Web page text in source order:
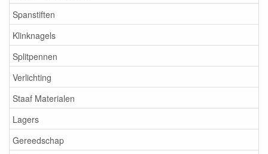
Spanstiften
Klinknagels
Splitpennen
Verlichting
Staaf Materialen
Lagers
Gereedschap